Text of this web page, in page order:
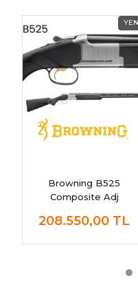
Browning B525
Composite Adj
208.550,00 TL